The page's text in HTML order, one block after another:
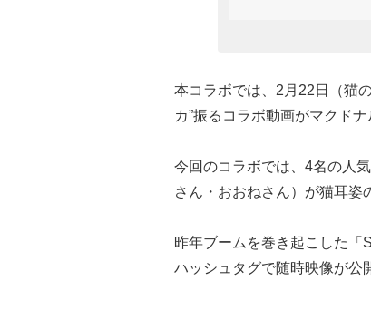
本コラボでは、2月22日（猫
カ”振るコラボ動画がマクド
今回のコラボでは、4名の人
さん・おおねさん）が猫耳姿
昨年ブームを巻き起こした「
ハッシュタグで随時映像が公